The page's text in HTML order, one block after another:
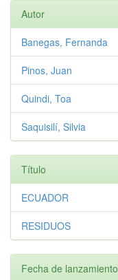
Autor
Banegas, Fernanda
Pinos, Juan
Quindi, Toa
Saquisilí, Silvia
Título
ECUADOR
RESIDUOS
Fecha de lanzamiento